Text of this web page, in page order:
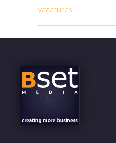
Vacatures